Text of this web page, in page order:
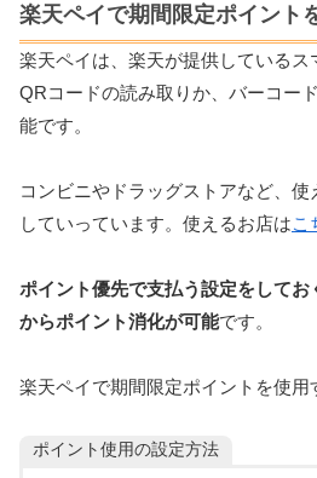
楽天ペイで期間限定ポイント
楽天ペイは、楽天が提供しているス
QRコードの読み取りか、バーコー
能です。
コンビニやドラッグストアなど、
していっています。使えるお店はこ
ポイント優先で支払う設定をしてお
からポイント消化が可能です。
楽天ペイで期間限定ポイントを使用
ポイント使用の設定方法